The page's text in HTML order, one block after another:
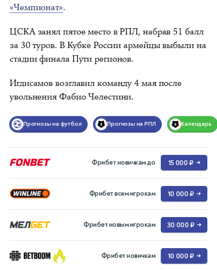
«Чемпионат».
ЦСКА занял пятое место в РПЛ, набрав 51 балл
за 30 туров. В Кубке России армейцы выбыли на
стадии финала Пути регионов.
Игдисамов возглавил команду 4 мая после
увольнения Фабио Челестини.
Прогнозы на футбол Прогнозы на РПЛ Календарь
Фрибет новичкам до 15 000 ₽ →
Фрибет всем игрокам 10 000 ₽ →
Фрибет новым игрокам 30 000 ₽ →
Фрибет новичкам 10 000 ₽ →